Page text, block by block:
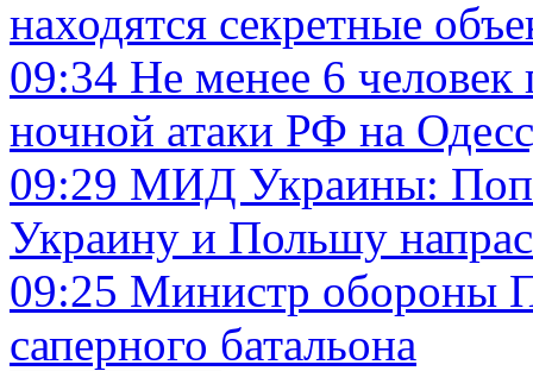
находятся секретные
09:34 Не менее 6 человек
ночной атаки РФ на
09:29 МИД Украины:
Украину и Польшу
09:25 Министр обороны
саперного батальона